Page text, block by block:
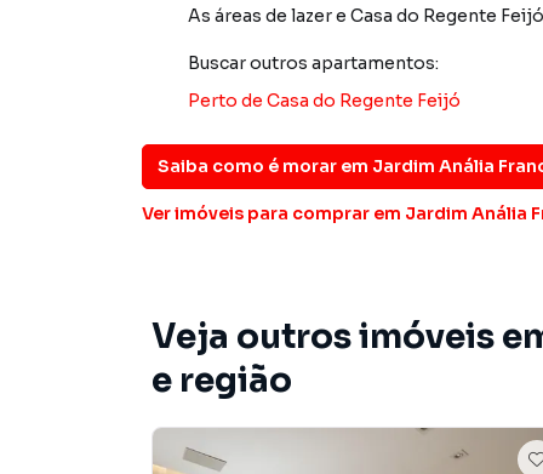
imóveis em diversas cidades do Brasil,
Na Imobiliária Xavier e Brito você consegue
imobiliárias tradicionais. Já vendemos e
campanhas específicas para São Paulo, o
tendo como consequência uma maior chance
também com um time de programadores,
As áreas de lazere Casa do Regente Feijó
Buscar outros apartamentos:
Perto de Casa do Regente Feijó
Saiba como é morar em Jardim Anália
Ver imóveis para comprar em Jardim Anália
Veja outros imóveis
e região